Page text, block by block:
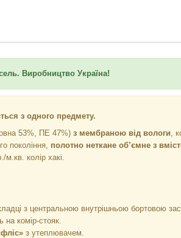
Виробництво Україна!
з одного предмету.
53%, ПЕ 47%) з мембраною від вологи,
покоління, полотно неткане об’ємне з
м.кв. колір хакі.
з центральною внутрішньою бортовою
на комір-стояк.
з утеплювачем.